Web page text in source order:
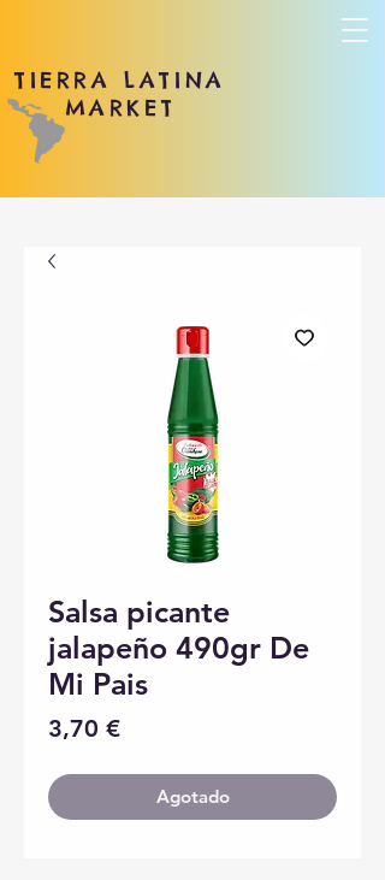
TIERRA LATINA
MARKET
Salsa picante
jalapeño 490gr De
Mi Pais
3,70 €Precio
Agotado